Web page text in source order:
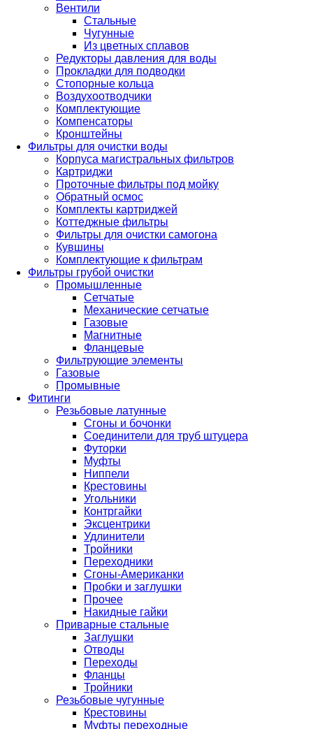
Вентили
Стальные
Чугунные
Из цветных сплавов
Редукторы давления для воды
Прокладки для подводки
Стопорные кольца
Воздухоотводчики
Комплектующие
Компенсаторы
Кронштейны
Фильтры для очистки воды
Корпуса магистральных фильтров
Картриджи
Проточные фильтры под мойку
Обратный осмос
Комплекты картриджей
Коттеджные фильтры
Фильтры для очистки самогона
Кувшины
Комплектующие к фильтрам
Фильтры грубой очистки
Промышленные
Сетчатые
Механические сетчатые
Газовые
Магнитные
Фланцевые
Фильтрующие элементы
Газовые
Промывные
Фитинги
Резьбовые латунные
Сгоны и бочонки
Соединители для труб штуцера
Футорки
Муфты
Ниппели
Крестовины
Угольники
Контргайки
Эксцентрики
Удлинители
Тройники
Переходники
Сгоны-Американки
Пробки и заглушки
Прочее
Накидные гайки
Приварные стальные
Заглушки
Отводы
Переходы
Фланцы
Тройники
Резьбовые чугунные
Крестовины
Муфты переходные